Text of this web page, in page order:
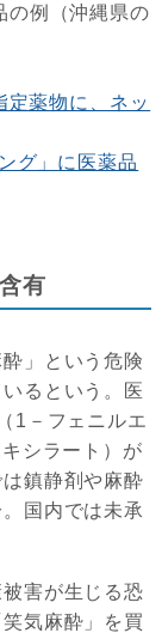
の例（沖縄県の
定薬物に、ネッ
グ」に医薬品
有
」という危険
るという。医
1－フェニルエ
シラート）が
鎮静剤や麻酔
国内では未承
害が生じる恐
気麻酔」を買